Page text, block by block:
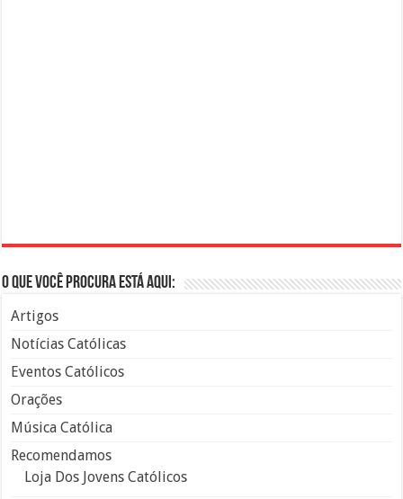
O que você procura está aqui:
Artigos
Notícias Católicas
Eventos Católicos
Orações
Música Católica
Recomendamos
Loja Dos Jovens Católicos